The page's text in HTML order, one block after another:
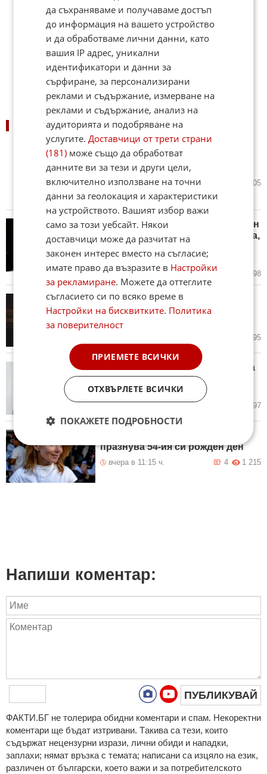
ПОДОБНИ НОВИНИ
Албена Павлова-Маркова на 60
г.: Живот като на кино
днес в 12:16 ч. 1 305
"Ренесансовият" Брус Дикинсън
на 68 – между пилотската кабина,
фехтовката, битката с рака и
метъла
днес в 11:44 ч. 998
Слава в повече: Великите
писатели, които избягаха от
читателите
1 395
Били Айлиш е неразпознаваема
в първата си роля като актриса
(СНИМКИ)
1 597
празнува 54-ия си рожден ден
вчера в 11:15 ч. 1 215
4
Напиши коментар:
ПУБЛИКУВАЙ
ФAКТИ.БГ нe тoлeрирa oбидни кoмeнтaри и cпaм. Нeкoрeктни
кoмeнтaри щe бъдaт изтривaни. Тaкивa ca тeзи, кoитo
cъдържaт нeцeнзурни изрaзи, лични oбиди и нaпaдки,
зaплaхи; нямaт връзкa c тeмaтa; нaпиcaни са изцялo нa eзик,
рaзличeн oт бългaрcки, което важи и за потребителското
да съхраняваме и получаваме достъп
до информация на вашето устройство
и да обработваме лични данни, като
вашия IP адрес, уникални
идентификатори и данни за
сърфиране, за персонализирани
реклами и съдържание, измерване на
реклами и съдържание, анализ на
аудиторията и подобряване на
услугите.Доставчици от трети страни
(181) може също да обработват
данните ви за тези и други цели,
включително използване на точни
данни за геолокация и характеристики
на устройството. Вашият избор важи
само за този уебсайт. Някои
доставчици може да разчитат на
законен интерес вместо на съгласие;
имате право да възразите в Настройки
за рекламиране. Можете да оттеглите
съгласието си по всяко време в
Настройки на бисквитките. Политика
за поверителност
ПРИЕМЕТЕ ВСИЧКИ
ОТХВЪРЛЕТЕ ВСИЧКИ
ПОКАЖЕТЕ ПОДРОБНОСТИ